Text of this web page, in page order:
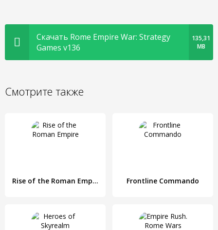
Скачать Rome Empire War: Strategy
Games v136
135,31
MB
Смотрите также
Rise of the Roman Empire Frontline Commando